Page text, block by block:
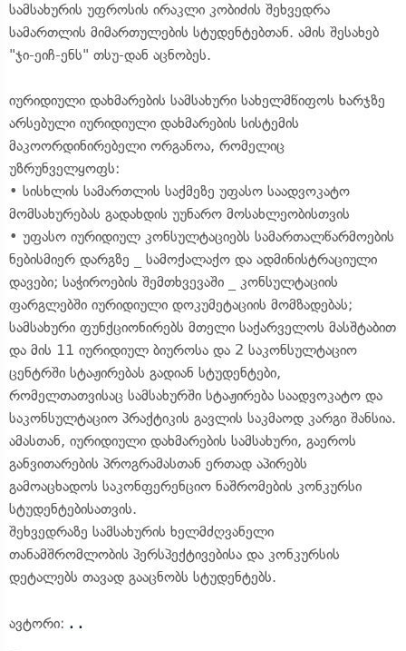
სამსახურის უფროსის ირაკლი კობიძის შეხვედრა
სამართლის მიმართულების სტუდენტებთან. ამის შესახებ
"ჯი-ეიჩ-ენს" თსუ-დან აცნობეს.
იურიდიული დახმარების სამსახური სახელმწიფოს ხარჯზე
არსებული იურიდიული დახმარების სისტემის
მაკოორდინირებელი ორგანოა, რომელიც
უზრუნველყოფს:
• სისხლის სამართლის საქმეზე უფასო საადვოკატო
მომსახურებას გადახდის უუნარო მოსახლეობისთვის
• უფასო იურიდიულ კონსულტაციებს სამართალწარმოების
ნებისმიერ დარგზე _ სამოქალაქო და ადმინისტრაციული
დავები; საჭიროების შემთხვევაში _ კონსულტაციის
ფარგლებში იურიდიული დოკუმეტაციის მომზადებას;
სამსახური ფუნქციონირებს მთელი საქარველოს მასშტაბით
და მის 11 იურიდიულ ბიუროსა და 2 საკონსულტაციო
ცენტრში სტაჟირებას გადიან სტუდენტები,
რომელთათვისაც სამსახურში სტაჟირება საადვოკატო და
საკონსულტაციო პრაქტიკის გავლის საკმაოდ კარგი შანსია.
ამასთან, იურიდიული დახმარების სამსახური, გაეროს
განვითარების პროგრამასთან ერთად აპირებს
გამოაცხადოს საკონფერენციო ნაშრომების კონკურსი
სტუდენტებისათვის.
შეხვედრაზე სამსახურის ხელმძღვანელი
თანამშრომლობის პერსპექტივებისა და კონკურსის
დეტალებს თავად გააცნობს სტუდენტებს.
ავტორი: . .